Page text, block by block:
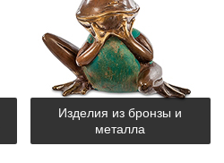
Изделия из бронзы и
металла